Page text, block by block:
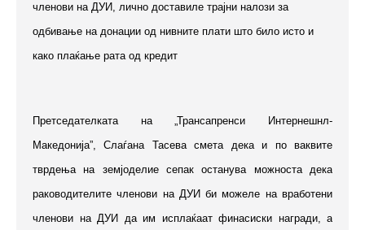
членови на ДУИ, лично доставиле трајни налози за
одбивање на донации од нивните плати што било исто и
како плаќање рата од кредит
Претседателката на „Трансапренси Интернешнл-
Македонија”, Слаѓана Тасева смета дека и по ваквите
тврдења на земјоделие сепак останува можноста дека
раководителите членови на ДУИ би можеле на вработени
членови на ДУИ да им исплаќаат финасиски награди, а